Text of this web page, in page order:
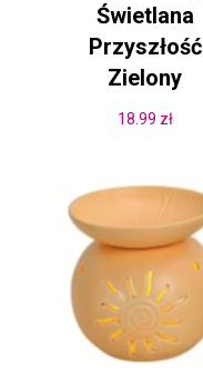
Świetlana
Przyszłość
Zielony
18.99 zł